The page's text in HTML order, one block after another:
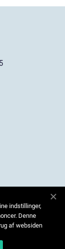
indstillinger,
Denne
af websiden